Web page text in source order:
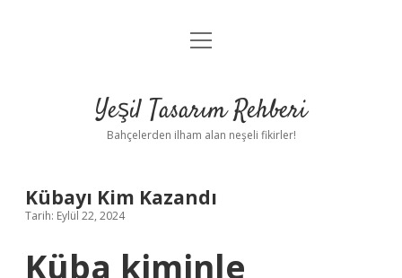
Anasayfa
Yasal Uyarı
menüyü
Yeşil Tasarım Rehberi
Bahçelerden ilham alan neşeli fikirler!
Kübayı Kim Kazandı
Tarih: Eylül 22, 2024
Küba kiminle